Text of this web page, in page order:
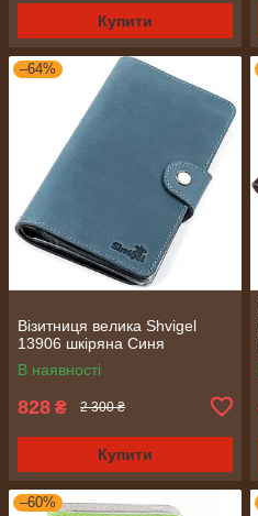
Купити
–64%
Візитниця велика Shvigel
13906 шкіряна Синя
В наявності
828 ₴ 2 300 ₴
Купити
–60%